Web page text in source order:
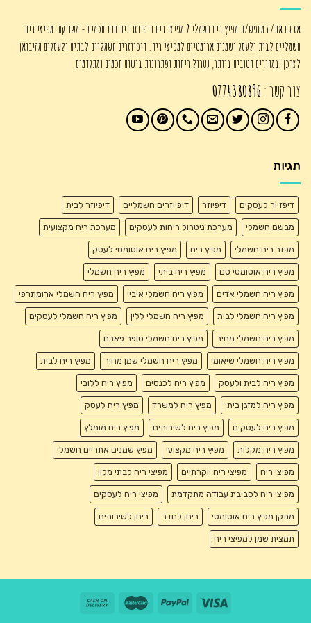
אז גם את/ה מחפש/ת מפיץ ריח חשמלי ? מפיצי ריח דיפיוזר ניחוחות חכמים - משווקת מפיצי ריח
חשמליים לבית ולעסק ושמנים ארומטיים למפיצי ריח. דיפיוזרים חשמליים לבתים ולעסקים מהיבואן
לצרכן !במחירים הטובים ביותר, נטרול ריחות ופתרונות בישום חכמים ומתקדמים.
צור קשר : 0774380896
תגיות
דיפזיור לעסקים דיפיוזר דיפיוזרים חשמליים דיפיוזר לבית
מבשם חשמלי מערכת ניטרול ריחות לעסקים מערכת ריח מקצועית
מפזר ריח חשמלי מפיץ ריח מפיץ ריח אוטומטי לעסק
מפיץ ריח אוטומטי סנו מפיץ ריח ביתי מפיץ ריח חשמלי
מפיץ ריח חשמלי אדים מפיץ ריח חשמלי איביי מפיץ ריח חשמלי ארומתרפי
מפיץ ריח חשמלי לבית מפיץ ריח חשמלי ללין מפיץ ריח חשמלי לעסקים
מפיץ ריח חשמלי מחיר מפיץ ריח חשמלי סופר פארם
מפיץ ריח חשמלי שיאומי מפיץ ריח חשמלי שמן מחיר מפיץ ריח לבית
מפיץ ריח לבית ולעסק מפיץ ריח לכנסים מפיץ ריח ללובי
מפיץ ריח למזגן ביתי מפיץ ריח למשרד מפיץ ריח לעסק
מפיץ ריח לעסקים מפיץ ריח לשירותים מפיץ ריח מומלץ
מפיץ ריח מקלות מפיץ ריח מקצועי מפיץ שמנים אתריים חשמלי
מפיצי ריח מפיצי ריח יוקרתיים מפיצי ריח לבתי מלון
מפיצי ריח לסביבת עבודה מתקדמת מפיצי ריח לעסקים
מתקן מפיץ ריח אוטומטי ריחן לחדר ריחן לשירותים
תמצית שמן למפיצי ריח